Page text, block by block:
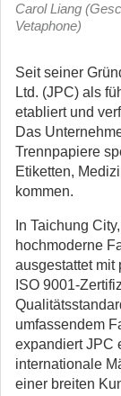
Carol Liang
Vetaphone)
Seit seiner
Ltd. (JPC) als
etabliert und
Das
Trennpapiere
Etiketten,
kommen.
In Taichung
hochmoderne
ausgestattet mit
ISO 9001-
umfassendem
expandiert JPC
internationale
einer breiten